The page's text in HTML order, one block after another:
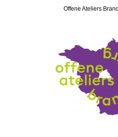
Offene Ateliers